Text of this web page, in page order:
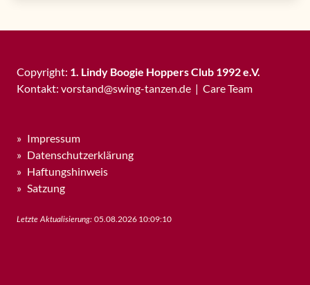
Copyright: 1. Lindy Boogie Hoppers Club 1992 e.V.
Kontakt: vorstand@swing-tanzen de | Care Team
Impressum
Datenschutzerklärung
Haftungshinweis
Satzung
Letzte Aktualisierung: 05.08.2026 10:09:10